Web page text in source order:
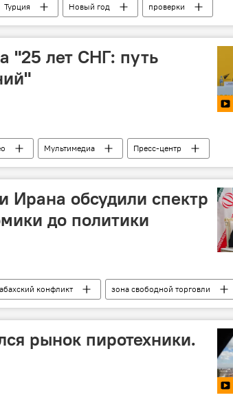
Турция Новый год
проверки
"25 лет СНГ: путь
Мультимедиа Пресс-центр
обсудили спектр
до политики
конфликт
зона свободной торговли
рынок пиротехники.